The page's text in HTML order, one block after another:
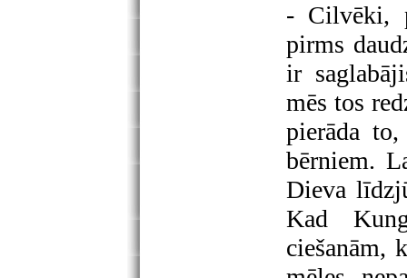
- Cilvēki,
pirms
ir
mēs tos
pierāda
bērniem.
Dieva
Kad
ciešanām,